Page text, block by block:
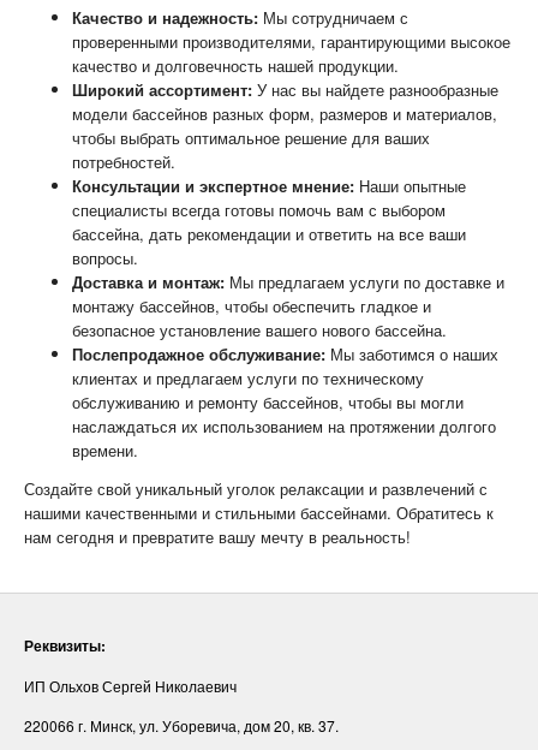
Качество и надежность: Мы сотрудничаем с
проверенными производителями, гарантирующими высокое
качество и долговечность нашей продукции.
Широкий ассортимент: У нас вы найдете разнообразные
модели бассейнов разных форм, размеров и материалов,
чтобы выбрать оптимальное решение для ваших
потребностей.
Консультации и экспертное мнение: Наши опытные
специалисты всегда готовы помочь вам с выбором
бассейна, дать рекомендации и ответить на все ваши
вопросы.
Доставка и монтаж: Мы предлагаем услуги по доставке и
монтажу бассейнов, чтобы обеспечить гладкое и
безопасное установление вашего нового бассейна.
Послепродажное обслуживание: Мы заботимся о наших
клиентах и предлагаем услуги по техническому
обслуживанию и ремонту бассейнов, чтобы вы могли
наслаждаться их использованием на протяжении долгого
времени.
Создайте свой уникальный уголок релаксации и развлечений с
нашими качественными и стильными бассейнами. Обратитесь к
нам сегодня и превратите вашу мечту в реальность!
Реквизиты:
ИП Ольхов Сергей Николаевич
220066 г. Минск, ул. Уборевича, дом 20, кв. 37.